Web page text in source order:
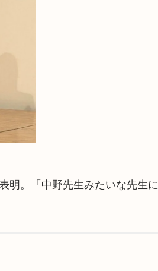
明。「中野先生みたいな先生に